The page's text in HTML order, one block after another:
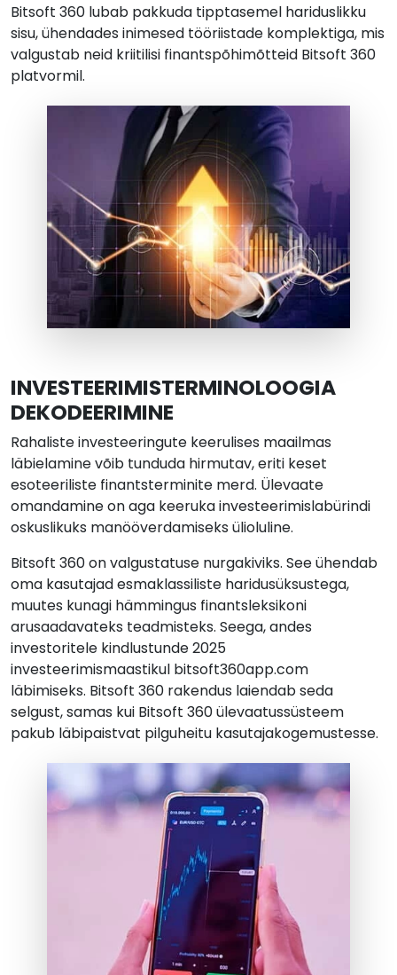
Bitsoft 360 lubab pakkuda tipptasemel hariduslikku
sisu, ühendades inimesed tööriistade komplektiga, mis
valgustab neid kriitilisi finantspõhimõtteid Bitsoft 360
platvormil.
INVESTEERIMISTERMINOLOOGIA
DEKODEERIMINE
Rahaliste investeeringute keerulises maailmas
läbielamine võib tunduda hirmutav, eriti keset
esoteeriliste finantsterminite merd. Ülevaate
omandamine on aga keeruka investeerimislabürindi
oskuslikuks manööverdamiseks ülioluline.
Bitsoft 360 on valgustatuse nurgakiviks. See ühendab
oma kasutajad esmaklassiliste haridusüksustega,
muutes kunagi hämmingus finantsleksikoni
arusaadavateks teadmisteks. Seega, andes
investoritele kindlustunde 2025
investeerimismaastikul bitsoft360app.com
läbimiseks. Bitsoft 360 rakendus laiendab seda
selgust, samas kui Bitsoft 360 ülevaatussüsteem
pakub läbipaistvat pilguheitu kasutajakogemustesse.